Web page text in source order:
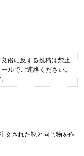
俗に反する投稿は禁止
ルでご連絡ください。
文された靴と同じ物を作